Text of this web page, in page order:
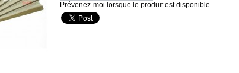
Prévenez-moi lorsque le produit est disponible